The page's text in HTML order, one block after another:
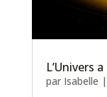
L’Univers
par Isabelle |